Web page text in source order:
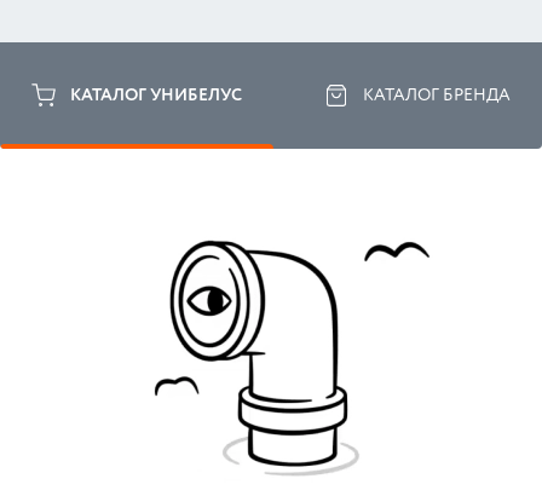
КАТАЛОГ УНИБЕЛУС КАТАЛОГ БРЕНДА